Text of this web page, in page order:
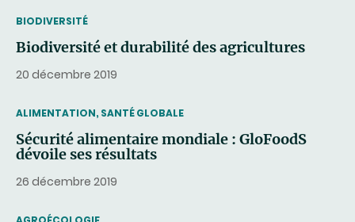
THEMATIC
BIODIVERSITÉ
Biodiversité et durabilité des agricultures
20 décembre 2019
THEMATIC
ALIMENTATION, SANTÉ GLOBALE
Sécurité alimentaire mondiale : GloFoodS
dévoile ses résultats
26 décembre 2019